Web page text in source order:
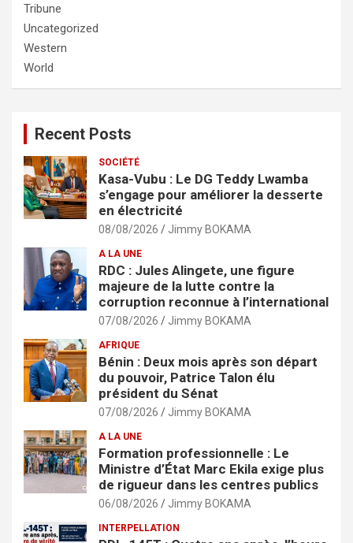
Tribune
Uncategorized
Western
World
Recent Posts
SOCIÉTÉ
Kasa-Vubu : Le DG Teddy Lwamba
s’engage pour améliorer la desserte
en électricité
08/08/2026 Jimmy BOKAMA
A LA UNE
RDC : Jules Alingete, une figure
majeure de la lutte contre la
corruption reconnue à l’international
07/08/2026 Jimmy BOKAMA
AFRIQUE
Bénin : Deux mois après son départ
du pouvoir, Patrice Talon élu
président du Sénat
07/08/2026 Jimmy BOKAMA
A LA UNE
Formation professionnelle : Le
Ministre d’État Marc Ekila exige plus
de rigueur dans les centres publics
06/08/2026 Jimmy BOKAMA
INTERPELLATION